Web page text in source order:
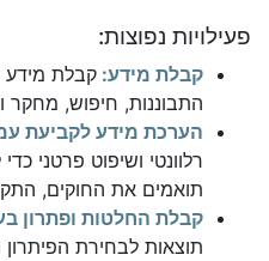
פעילויות נפוצות:
קבלת מידע: קבלת מידע
התבוננות, חיפוש, מחקר
הערכת מידע לקביעת
רלוונטי ושיפוט פרטני
תואמים את החוקים,
קבלת החלטות ופתרון
תוצאות לבחירת